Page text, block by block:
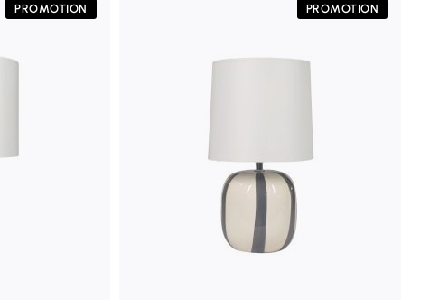
PROMOTION PROMOTION